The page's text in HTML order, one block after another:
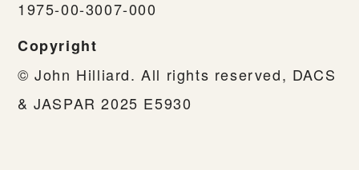
1975-00-3007-000
Copyright
© John Hilliard. All rights reserved, DACS
& JASPAR 2025 E5930